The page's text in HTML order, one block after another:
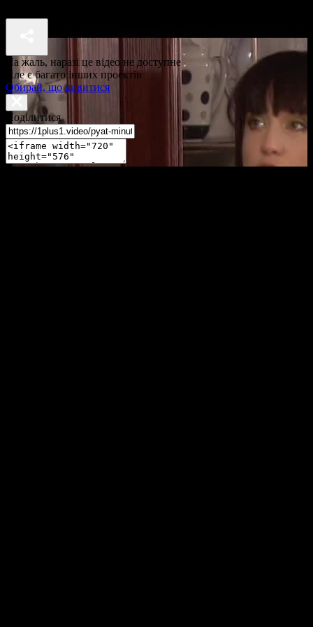
На жаль, наразі це відео не доступне
Але є багато інших проектів
Обирай, що дивитися
Поділитися